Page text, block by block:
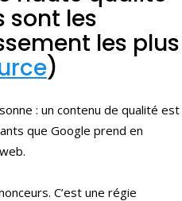
sont les
les plus
)
: un contenu de qualité est
que Google prend en
C’est une régie